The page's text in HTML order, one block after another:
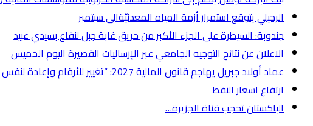
الرحيلي يتوقع استمرار أزمة المياه المعدنيّةالى سبتمبر
جندوبة: السيطرة على الجزء الأكبر من حريق غابة جبل لنقاع بسيدي عبيد
الاعلان عن نتائج التوجيه الجامعي عبر الإرساليات القصيرة اليوم الخميس
عماد أولاد جبريل يهاجم قانون المالية 2027: “تغيير للأرقام وإعادة لنفس الوعود”
ارتفاع اسعار النفط
الباكستان تحجب قناة الجزيرة…